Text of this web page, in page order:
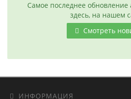
Самое последнее обновление
здесь, на нашем
Смотреть
ИНФОРМАЦИЯ